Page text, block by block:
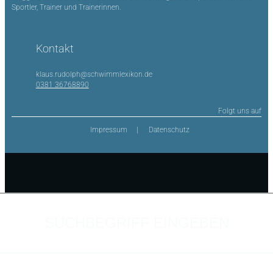
Sportler, Trainer und Trainerinnen.
Kontakt
klaus.rudolph@schwimmlexikon.de
0381 36768890
Folgt uns auf
Impressum Datenschutz